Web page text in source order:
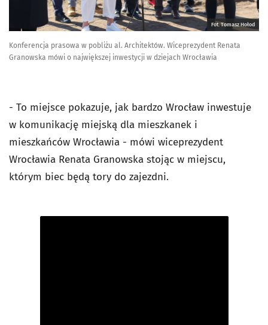
Fot. Tomasz Hołod
Konferencja prasowa w pobliżu al. Architektów. Wiceprezydent Renata
Granowska mówi o największej inwestycji w dziejach Wrocławia
- To miejsce pokazuje, jak bardzo Wrocław inwestuje
w komunikację miejską dla mieszkanek i
mieszkańców Wrocławia - mówi wiceprezydent
Wrocławia Renata Granowska stojąc w miejscu,
którym biec będą tory do zajezdni.